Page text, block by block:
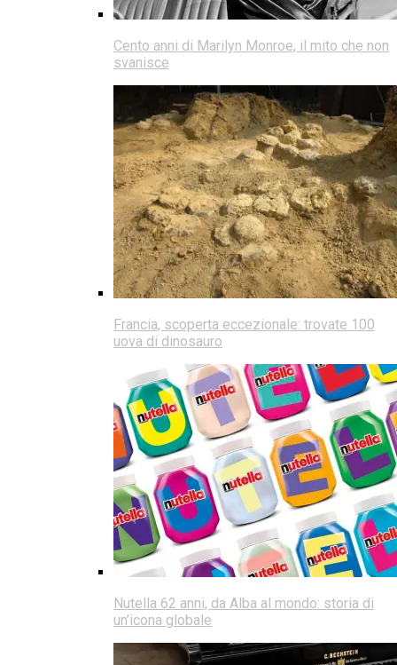
Cento anni di Marilyn Monroe, il mito che non
svanisce
Francia, scoperta eccezionale: trovate 100
uova di dinosauro
Nutella 62 anni, da Alba al mondo: storia di
un’icona globale